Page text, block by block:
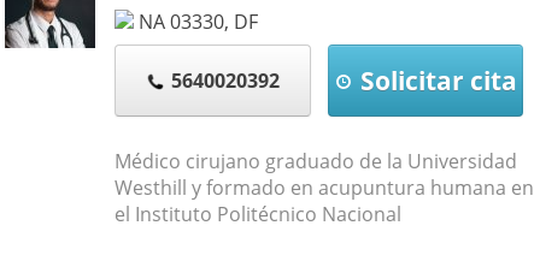
NA 03330, DF
5640020392 Solicitar cita
Médico cirujano graduado de la Universidad
Westhill y formado en acupuntura humana en
el Instituto Politécnico Nacional